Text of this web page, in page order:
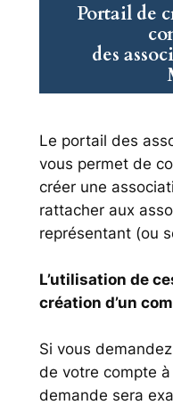
Portail de
des
Le portail des
vous permet de
créer une
rattacher aux
représentant (ou
L’utilisation de
création d’un
Si vous
de votre compte
demande sera